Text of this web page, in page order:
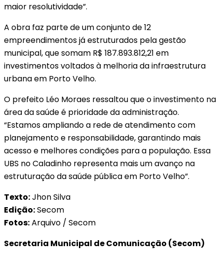
maior resolutividade”.
A obra faz parte de um conjunto de 12
empreendimentos já estruturados pela gestão
municipal, que somam R$ 187.893.812,21 em
investimentos voltados à melhoria da infraestrutura
urbana em Porto Velho.
O prefeito Léo Moraes ressaltou que o investimento na
área da saúde é prioridade da administração.
“Estamos ampliando a rede de atendimento com
planejamento e responsabilidade, garantindo mais
acesso e melhores condições para a população. Essa
UBS no Caladinho representa mais um avanço na
estruturação da saúde pública em Porto Velho”.
Texto:Jhon Silva
Edição:Secom
Fotos:Arquivo / Secom
Secretaria Municipal de Comunicação (Secom)